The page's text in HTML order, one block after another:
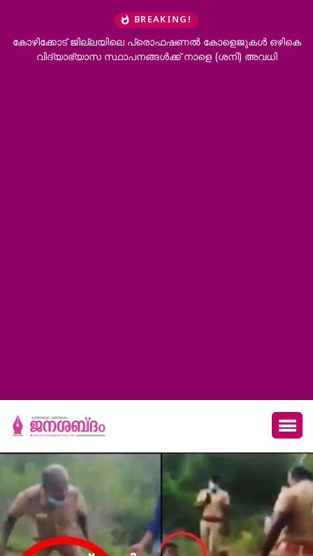
BREAKING!
പ്രൊഫഷണൽ കോളെജുകൾ ഒഴികെ
സ്ഥാപനങ്ങൾക്ക് നാളെ (ശനി) അവധി
‘ഭർത്താവിന്റെ
വേണം’;